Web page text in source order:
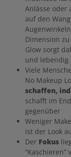
Anlässe oder
auf den
Dimension
Glow sorgt
und lebendig
Viele
No Makeup
schaffen,
schafft im
gegenüber
Weniger
ist der Look
Der Fokus
“Kaschieren”